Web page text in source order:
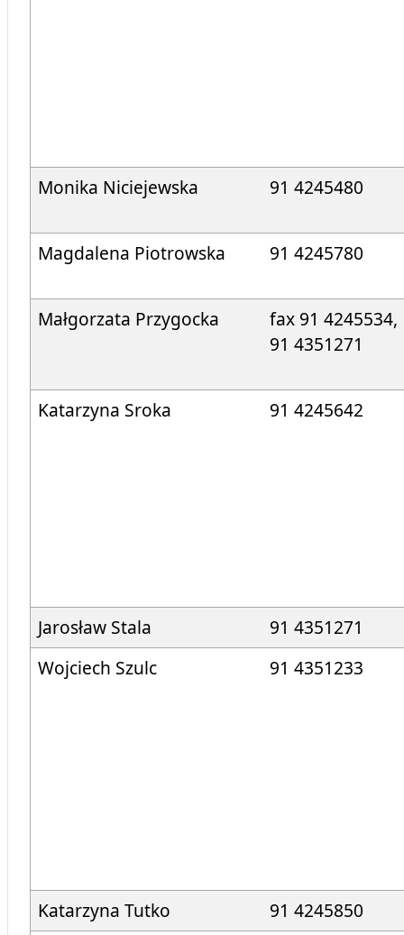
Monika Niciejewska 91 4245480
Magdalena Piotrowska 91 4245780
Małgorzata Przygocka
fax 91 4245534,
91 4351271
Katarzyna Sroka 91 4245642
Jarosław Stala
91 4351271
Wojciech Szulc
91 4351233
Katarzyna Tutko
91 4245850